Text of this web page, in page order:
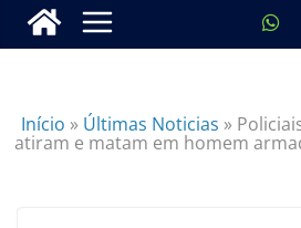
Início » Últimas Noticias »
atiram e matam em homem